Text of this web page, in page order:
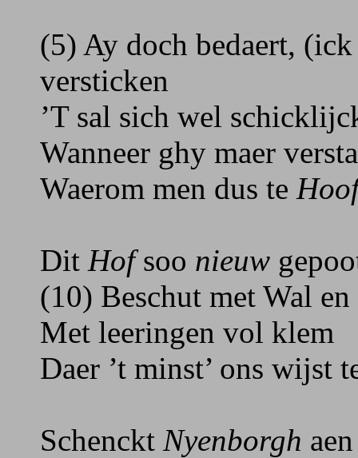
(5) Ay doch bedaert,
versticken
’T sal sich wel
Wanneer ghy maer
Waerom men dus te
Dit Hofsoo nieuw
(10) Beschut met Wal
Met leeringen vol klem
Daer ’t minst’ ons wijst
Schenckt Nyenborgh